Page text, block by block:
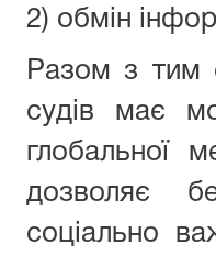
2) обмін
Разом з тим
судів має
глобальної
дозволяє
соціально